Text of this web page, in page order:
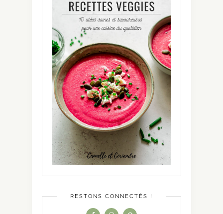
RESTONS CONNECTÉS !